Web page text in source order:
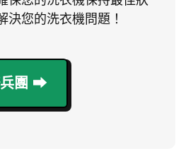
決您的洗衣機問題！
團 ⮕